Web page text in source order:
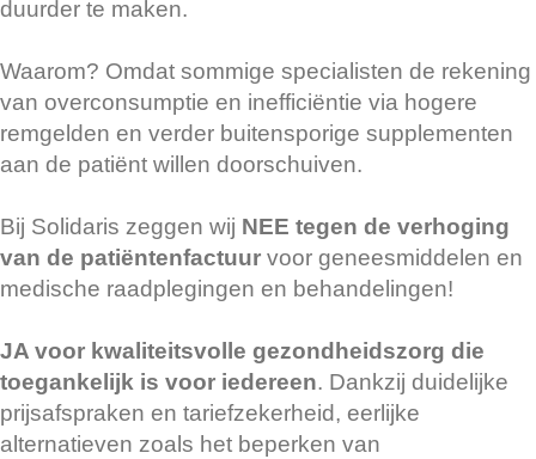
duurder te maken.
Waarom? Omdat sommige specialisten de rekening
van overconsumptie en inefficiëntie via hogere
remgelden en verder buitensporige supplementen
aan de patiënt willen doorschuiven.
Bij Solidaris zeggen wij NEE tegen de verhoging
van de patiëntenfactuur voor geneesmiddelen en
medische raadplegingen en behandelingen!
JA voor kwaliteitsvolle gezondheidszorg die
toegankelijk is voor iedereen. Dankzij duidelijke
prijsafspraken en tariefzekerheid, eerlijke
alternatieven zoals het beperken van